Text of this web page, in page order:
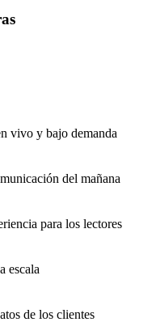
vivo y bajo demanda
del mañana
para los lectores
escala
de los clientes